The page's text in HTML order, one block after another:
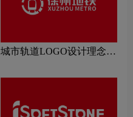
城市轨道LOGO设计理念解